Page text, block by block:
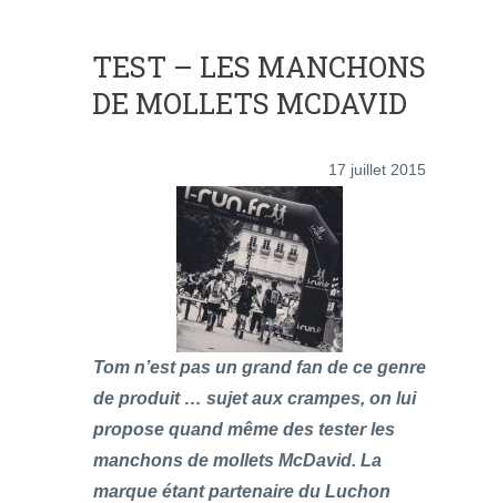
TEST – LES MANCHONS
DE MOLLETS MCDAVID
17 juillet 2015
Tom n’est pas un grand fan de ce genre
de produit … sujet aux crampes, on lui
propose quand même des tester les
manchons de mollets McDavid. La
marque étant partenaire du Luchon